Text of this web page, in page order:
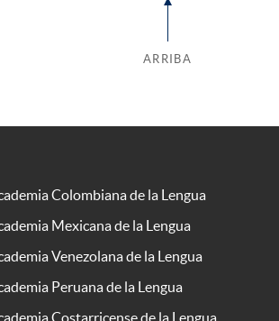
ARRIBA
Colombiana de la Lengua
Mexicana de la Lengua
Venezolana de la Lengua
Peruana de la Lengua
Costarricense de la Lengua